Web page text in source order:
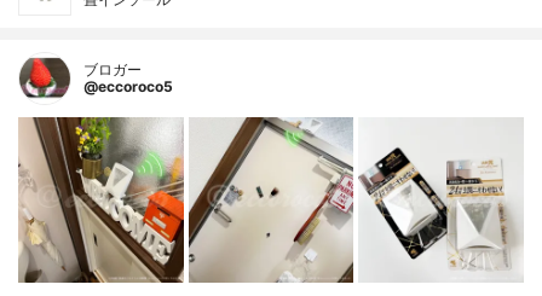
ブロガー
@eccoroco5